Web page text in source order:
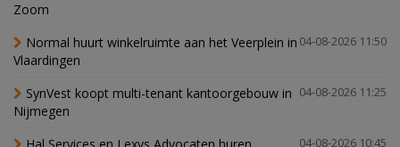
Zoom
04-08-2026 11:50
Normal huurt winkelruimte aan het Veerplein in
Vlaardingen
04-08-2026 11:25
SynVest koopt multi-tenant kantoorgebouw in
Nijmegen
04-08-2026 10:45